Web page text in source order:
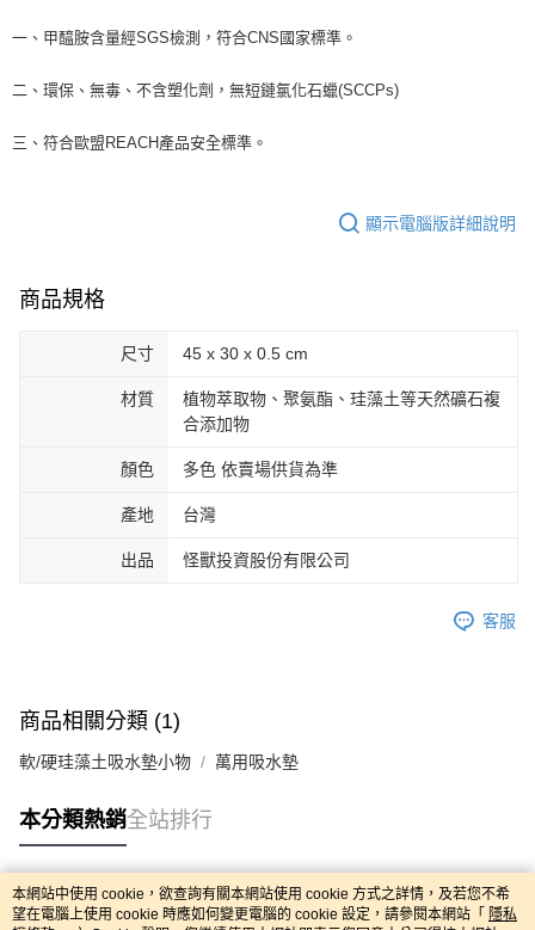
一、甲醯胺含量經SGS檢測，符合CNS國家標準。
二、環保、無毒、不含塑化劑，無短鏈氯化石蠟(SCCPs)
三、符合歐盟REACH產品安全標準。
顯示電腦版詳細說明
商品規格
尺寸 45 x 30 x 0.5 cm
材質
植物萃取物、聚氨酯、珪藻土等天然礦石複
合添加物
顏色 多色 依賣場供貨為準
產地 台灣
出品 怪獸投資股份有限公司
客服
商品相關分類 (1)
軟/硬珪藻土吸水墊小物 萬用吸水墊
本分類熱銷全站排行
熱門標籤
本網站中使用 cookie，欲查詢有關本網站使用 cookie 方式之詳情，及若您不希
望在電腦上使用 cookie 時應如何變更電腦的 cookie 設定，請參閱本網站「 隱私